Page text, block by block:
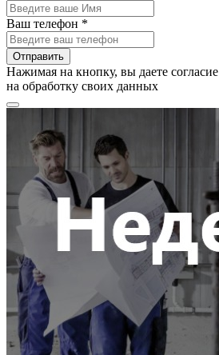
Ваш телефон *
Отправить
Нажимая на кнопку, вы даете согласие
на обработку своих данных